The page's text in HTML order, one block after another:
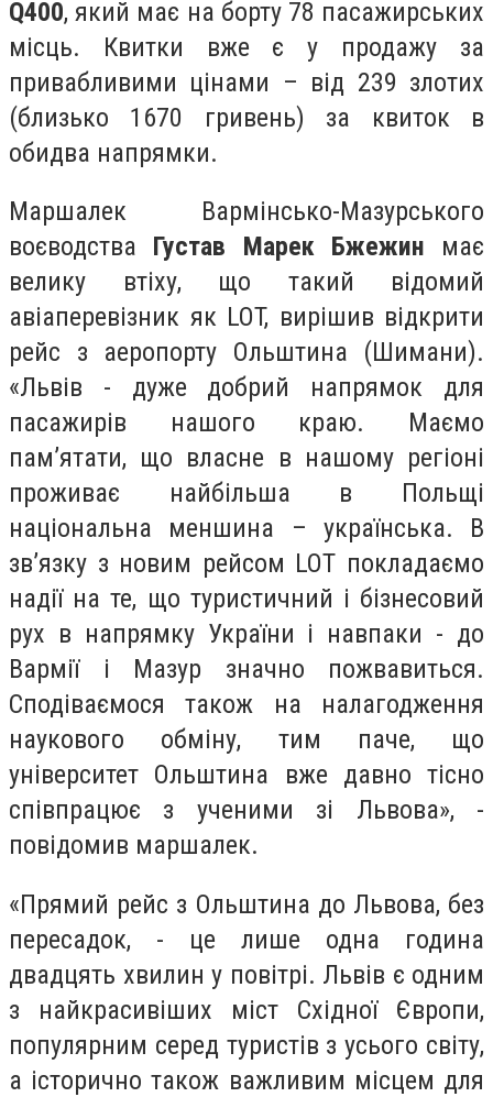
Q400, який має на борту 78 пасажирських
місць. Квитки вже є у продажу за
привабливими цінами – від 239 злотих
(близько 1670 гривень) за квиток в
обидва напрямки.
Маршалек Вармінсько-Мазурського
воєводства Густав Марек Бжежин має
велику втіху, що такий відомий
авіаперевізник як LOT, вирішив відкрити
рейс з аеропорту Ольштина (Шимани).
«Львів - дуже добрий напрямок для
пасажирів нашого краю. Маємо
пам’ятати, що власне в нашому регіоні
проживає найбільша в Польщі
національна меншина – українська. В
зв’язку з новим рейсом LOT покладаємо
надії на те, що туристичний і бізнесовий
рух в напрямку України і навпаки - до
Вармії і Мазур значно пожвавиться.
Сподіваємося також на налагодження
наукового обміну, тим паче, що
університет Ольштина вже давно тісно
співпрацює з ученими зі Львова», -
повідомив маршалек.
«Прямий рейс з Ольштина до Львова, без
пересадок, - це лише одна година
двадцять хвилин у повітрі. Львів є одним
з найкрасивіших міст Східної Європи,
популярним серед туристів з усього світу,
а історично також важливим місцем для